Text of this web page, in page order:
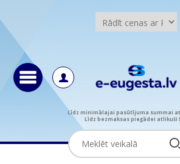
Līdz minimālajai pasūtījuma summai
Līdz bezmaksas piegādei atlikuši